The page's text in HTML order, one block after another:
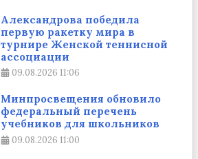
Александрова победила
первую ракетку мира в
турнире Женской теннисной
ассоциации
09.08.2026 11:06
Минпросвещения обновило
федеральный перечень
учебников для школьников
09.08.2026 11:00